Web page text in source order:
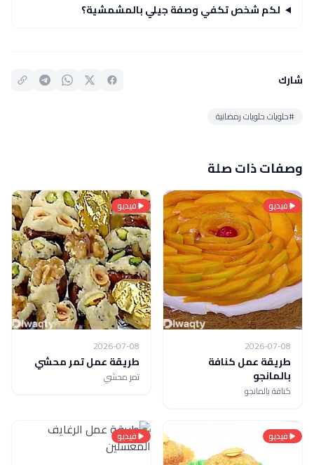
لكم شخص تكفي وصفة جيلي بالمشمشية؟
شارك
#حلويات حلويات رمضانية
وصفات ذات صلة
فيديو
2026-07-08
طريقة عمل كنافة
بالمانجو
كنافة بالمانجو
فيديو
2026-07-08
طريقة عمل تمر محشي
تمر محشي
فيديو فيديو